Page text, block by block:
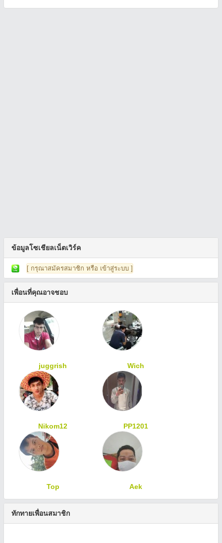
ข้อมูลโซเชียลเน็ตเวิร์ค
[ กรุณาสมัครสมาชิก หรือ เข้าสู่ระบบ ]
เพื่อนที่คุณอาจชอบ
juggrish Wich
Nikom12 PP1201
Top Aek
ทักทายเพื่อนสมาชิก